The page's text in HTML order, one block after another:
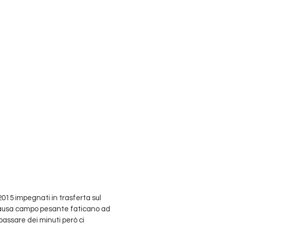
impegnati in trasferta sul
campo pesante faticano ad
dei minuti però ci